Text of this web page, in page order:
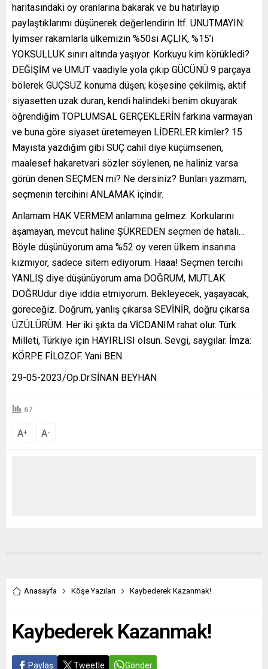
haritasındaki oy oranlarına bakarak ve bu hatırlayıp
paylaştıklarımı düşünerek değerlendirin ltf. UNUTMAYIN:
İyimser rakamlarla ülkemizin %50si AÇLIK, %15’i
YOKSULLUK sınırı altında yaşıyor. Korkuyu kim körükledi?
DEĞİŞİM ve UMUT vaadiyle yola çıkıp GÜCÜNÜ 9 parçaya
bölerek GÜÇSÜZ konuma düşen; köşesine çekilmiş, aktif
siyasetten uzak duran, kendi halindeki benim okuyarak
öğrendiğim TOPLUMSAL GERÇEKLERİN farkına varmayan
ve buna göre siyaset üretemeyen LİDERLER kimler? 15
Mayısta yazdığım gibi SUÇ cahil diye küçümsenen,
maalesef hakaretvari sözler söylenen, ne haliniz varsa
görün denen SEÇMEN mi? Ne dersiniz? Bunları yazmam,
seçmenin tercihini ANLAMAK içindir.
Anlamam HAK VERMEM anlamına gelmez. Korkularını
aşamayan, mevcut haline ŞÜKREDEN seçmen de hatalı…
Böyle düşünüyorum ama %52 oy veren ülkem insanına
kızmıyor, sadece sitem ediyorum. Haaa! Seçmen tercihi
YANLIŞ diye düşünüyorum ama DOĞRUM, MUTLAK
DOĞRUdur diye iddia etmiyorum. Bekleyecek, yaşayacak,
göreceğiz. Doğrum, yanlış çıkarsa SEVİNİR, doğru çıkarsa
ÜZÜLÜRÜM. Her iki şıkta da VİCDANIM rahat olur. Türk
Milleti, Türkiye için HAYIRLISI olsun. Sevgi, saygılar. İmza:
KÖRPE FİLOZOF. Yani BEN.
29-05-2023/Op.Dr.SİNAN BEYHAN
67
A+ A-
Anasayfa Köşe Yazıları Kaybederek Kazanmak!
Kaybederek Kazanmak!
Paylaş Tweetle Gönder